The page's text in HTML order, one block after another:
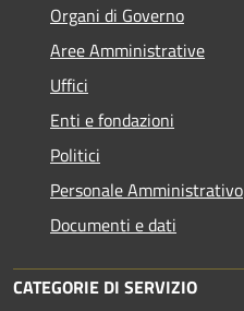
Organi di Governo
Aree Amministrative
Uffici
Enti e fondazioni
Politici
Personale Amministrativo
Documenti e dati
CATEGORIE DI SERVIZIO